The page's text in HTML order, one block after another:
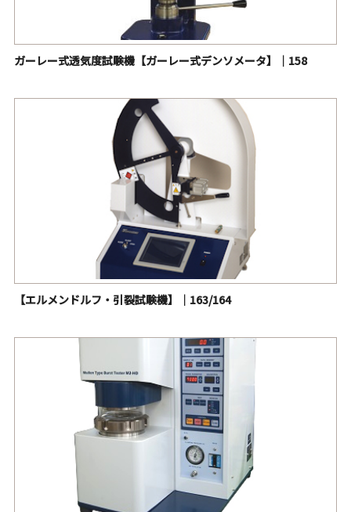
ガーレー式透気度試験機【ガーレー式デンソメータ】｜158
【エルメンドルフ・引裂試験機】｜163/164